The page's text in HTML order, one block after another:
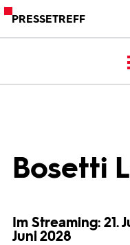
PRESSETREFF
Bosetti
Im Streaming: 21.
Juni 2028